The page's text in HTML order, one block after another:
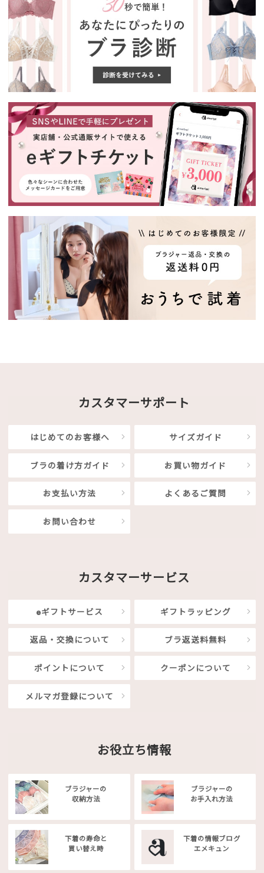
カスタマーサポート
はじめてのお客様へ サイズガイド
ブラの着け方ガイド お買い物ガイド
お支払い方法 よくあるご質問
お問い合わせ
カスタマーサービス
eギフトサービス ギフトラッピング
返品・交換について ブラ返送料無料
ポイントについて クーポンについて
メルマガ登録について
お役立ち情報
ブラジャーの
収納方法
ブラジャーの
お手入れ方法
下着の寿命と
買い替え時
下着の情報ブログ
エメキュン